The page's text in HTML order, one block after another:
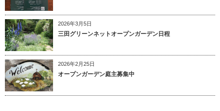
2026年3月5日
三田グリーンネットオープンガーデン日程
2026年2月25日
オープンガーデン庭主募集中